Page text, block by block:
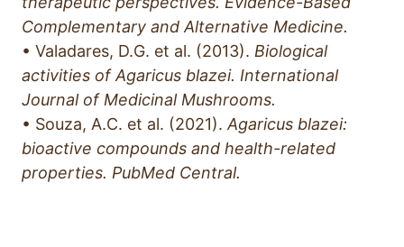
Complementary and Alternative Medicine.
• Valadares, D.G. et al. (2013). Biological
activities of Agaricus blazei. International
Journal of Medicinal Mushrooms.
• Souza, A.C. et al. (2021). Agaricus blazei:
bioactive compounds and health-related
properties. PubMed Central.